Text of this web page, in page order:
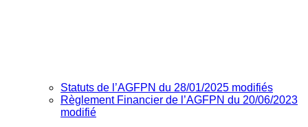
Statuts de l’AGFPN du 28/01/2025 modifiés
Règlement Financier de l’AGFPN du 20/06/2023
modifié